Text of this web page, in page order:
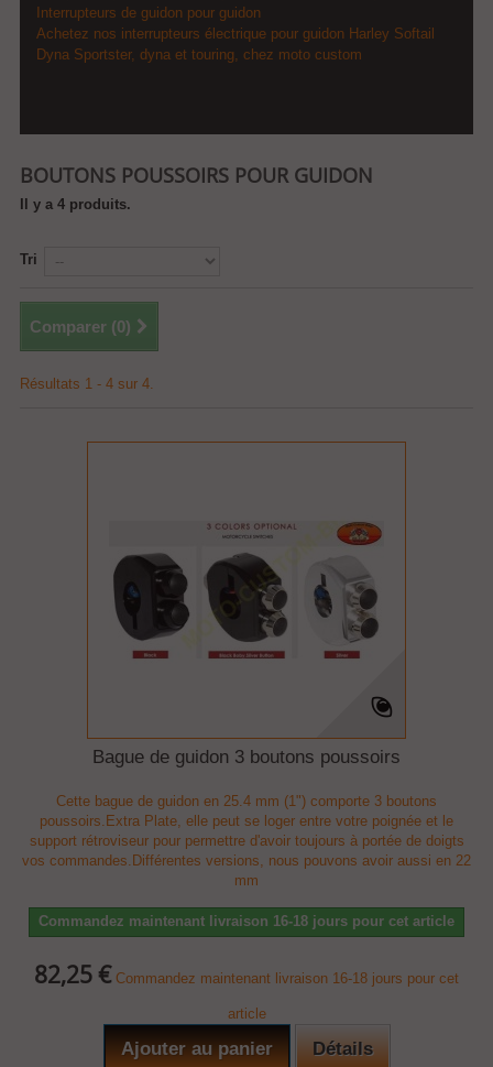
Interrupteurs de guidon pour guidon
Achetez nos interrupteurs électrique pour guidon Harley Softail
Dyna Sportster, dyna et touring, chez moto custom
BOUTONS POUSSOIRS POUR GUIDON
Il y a 4 produits.
Tri
Comparer (0)
Résultats 1 - 4 sur 4.
Bague de guidon 3 boutons poussoirs
Cette bague de guidon en 25.4 mm (1") comporte 3 boutons
poussoirs.Extra Plate, elle peut se loger entre votre poignée et le
support rétroviseur pour permettre d'avoir toujours à portée de doigts
vos commandes.Différentes versions, nous pouvons avoir aussi en 22
mm
Commandez maintenant livraison 16-18 jours pour cet article
82,25 € Commandez maintenant livraison 16-18 jours pour cet
article
Ajouter au panier Détails